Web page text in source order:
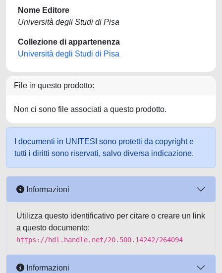
Nome Editore
Università degli Studi di Pisa
Collezione di appartenenza
Università degli Studi di Pisa
File in questo prodotto:
Non ci sono file associati a questo prodotto.
I documenti in UNITESI sono protetti da copyright e
tutti i diritti sono riservati, salvo diversa indicazione.
Informazioni
Utilizza questo identificativo per citare o creare un link
a questo documento:
https://hdl.handle.net/20.500.14242/264094
Informazioni